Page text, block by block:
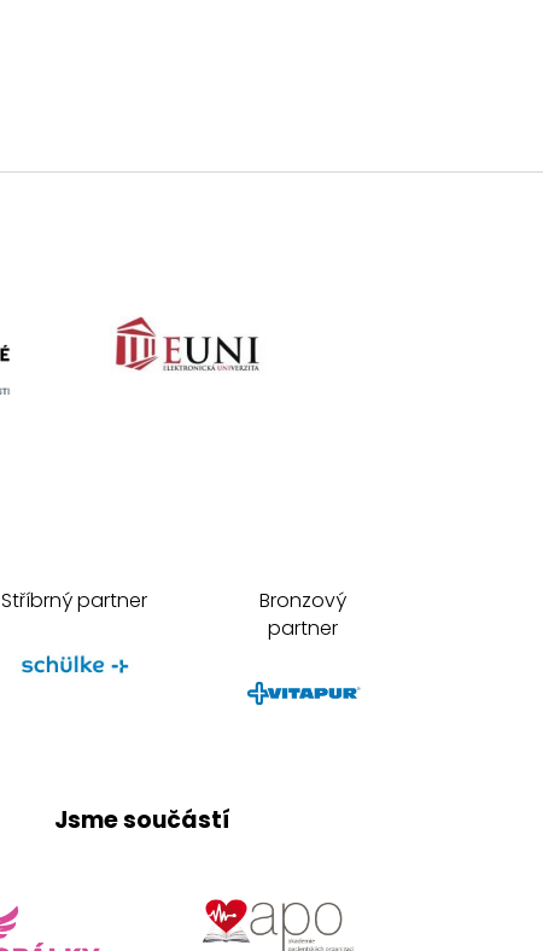
Stříbrný partner
Bronzový
partner
Jsme součástí